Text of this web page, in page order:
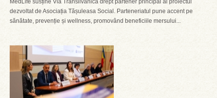
MedLife susține Via Transilvanica drept partener principal al proiectul
dezvoltat de Asociația Tășuleasa Social. Parteneriatul pune accent pe
sănătate, prevenție și wellness, promovând beneficiile mersului...